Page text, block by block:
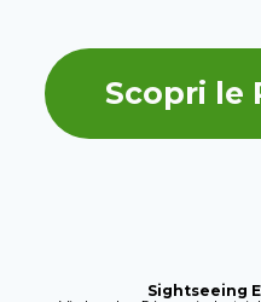
Scopri le
Sightseeing